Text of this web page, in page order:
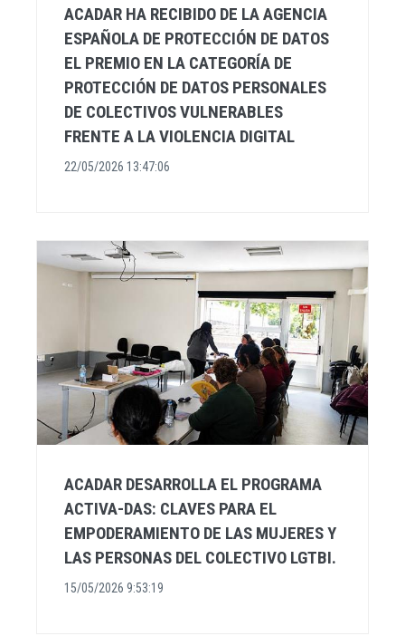
ACADAR HA RECIBIDO DE LA AGENCIA
ESPAÑOLA DE PROTECCIÓN DE DATOS
EL PREMIO EN LA CATEGORÍA DE
PROTECCIÓN DE DATOS PERSONALES
DE COLECTIVOS VULNERABLES
FRENTE A LA VIOLENCIA DIGITAL
22/05/2026 13:47:06
ACADAR DESARROLLA EL PROGRAMA
ACTIVA-DAS: CLAVES PARA EL
EMPODERAMIENTO DE LAS MUJERES Y
LAS PERSONAS DEL COLECTIVO LGTBI.
15/05/2026 9:53:19